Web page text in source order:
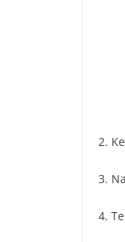
2.
3.
4.